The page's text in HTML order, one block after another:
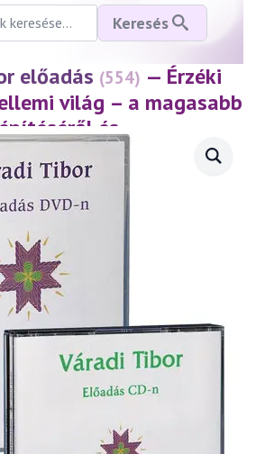
Keresés
előadás (554) — Érzéki
világ – a magasabb
és
(2010.10.10.)